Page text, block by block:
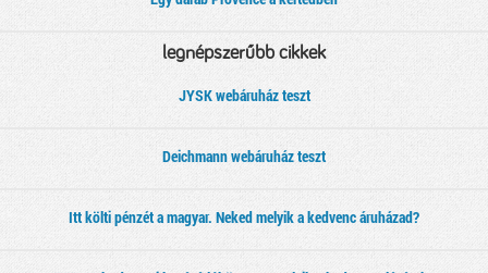
legnépszerűbb cikkek
JYSK webáruház teszt
Deichmann webáruház teszt
Itt költi pénzét a magyar. Neked melyik a kedvenc áruházad?